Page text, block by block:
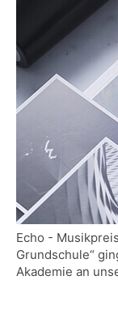
Echo -
Grundschule“
Akademie an